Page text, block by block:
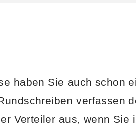
haben Sie auch schon
verfassen
Verteiler aus, wenn Sie